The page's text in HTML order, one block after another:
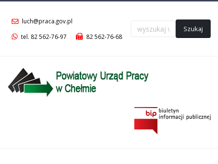
luch@praca.gov.pl
tel. 82 562-76-97
82 562-76-68
Szukaj